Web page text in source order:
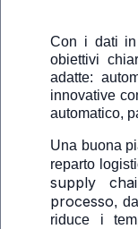
Con i dati
obiettivi
adatte:
innovative
automatico,
Una buona
reparto
supply
processo,
riduce i